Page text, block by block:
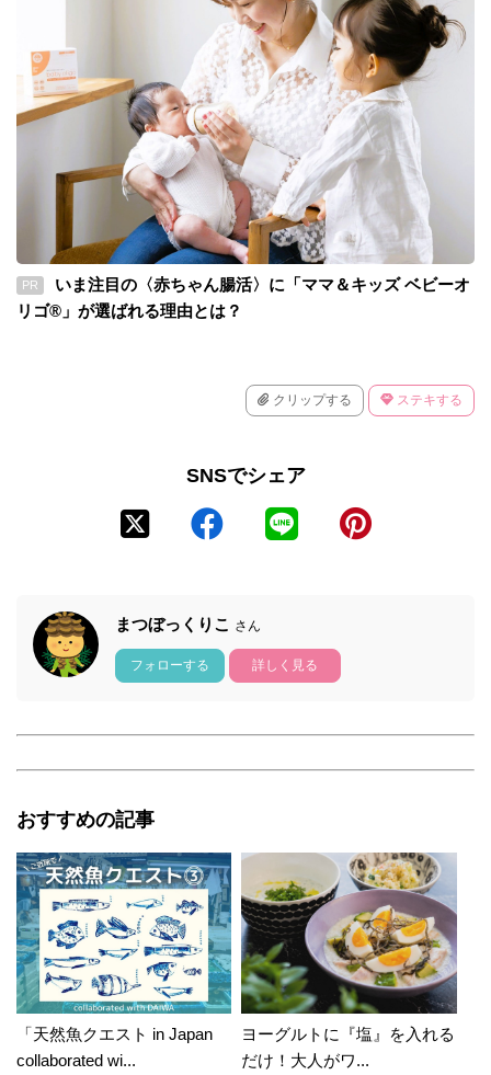
PR
いま注目の〈赤ちゃん腸活〉に「ママ＆キッズ ベビーオ
リゴ®」が選ばれる理由とは？
クリップする ステキする
SNSでシェア
まつぼっくりこ さん
フォローする 詳しく見る
おすすめの記事
「天然魚クエスト in Japan
collaborated wi...
ヨーグルトに『塩』を入れる
だけ！大人がワ...